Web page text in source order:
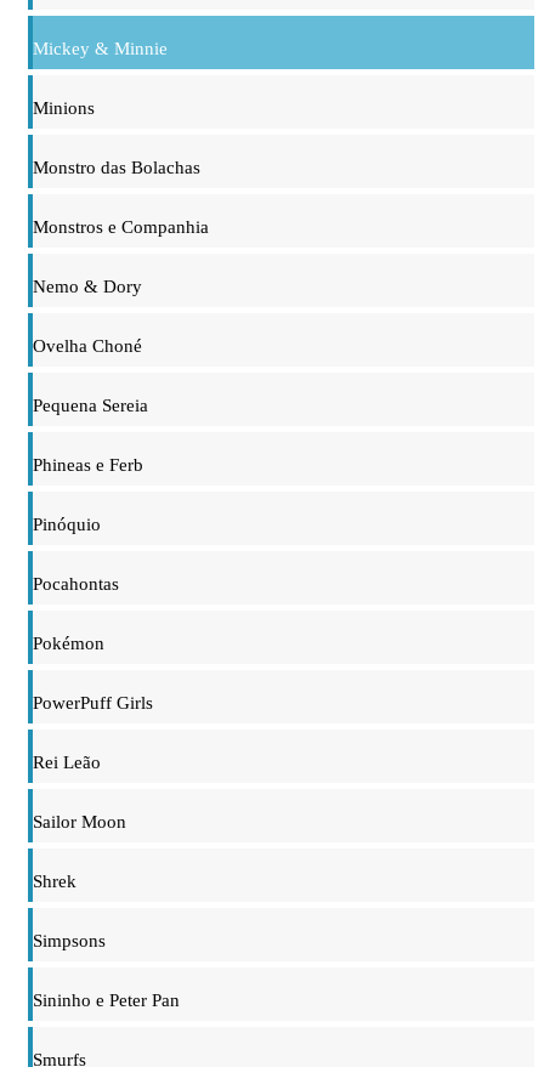
Mickey & Minnie
Minions
Monstro das Bolachas
Monstros e Companhia
Nemo & Dory
Ovelha Choné
Pequena Sereia
Phineas e Ferb
Pinóquio
Pocahontas
Pokémon
PowerPuff Girls
Rei Leão
Sailor Moon
Shrek
Simpsons
Sininho e Peter Pan
Smurfs